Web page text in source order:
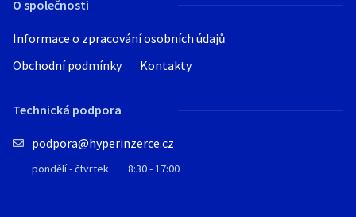
O společnosti
Informace o zpracování osobních údajů
Obchodní podmínky
Kontakty
Technická podpora
podpora@hyperinzerce.cz
pondělí - čtvrtek 8:30 - 17:00